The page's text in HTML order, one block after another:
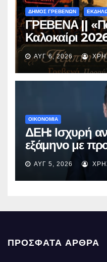
ΔΗΜΟΣ ΓΡΕΒΕΝΩΝ
ΓΡΕΒΕΝΑ ||
Καλοκαίρι
με την
«Μικρές
ΑΥΓ 6, 2026
ΟΙΚΟΝΟΜΙΑ
ΔΕΗ: Ισχυρή
εξάμηνο με
EBITDA στα
ΑΥΓ 5, 2026
ΠΡΌΣΦΑΤΑ ΆΡΘΡΑ